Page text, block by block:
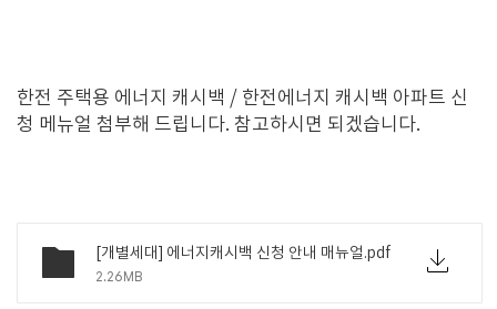
한전 주택용 에너지 캐시백 / 한전에너지 캐시백 아파트 신
청 메뉴얼 첨부해 드립니다. 참고하시면 되겠습니다.
[개별세대] 에너지캐시백 신청 안내 매뉴얼.pdf
2.26MB